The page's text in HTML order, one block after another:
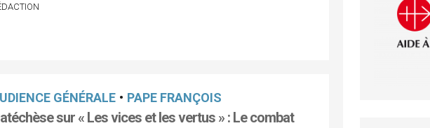
GÉNÉRALE • PAPE FRANÇOIS
sur « Les vices et les vertus » : Le combat